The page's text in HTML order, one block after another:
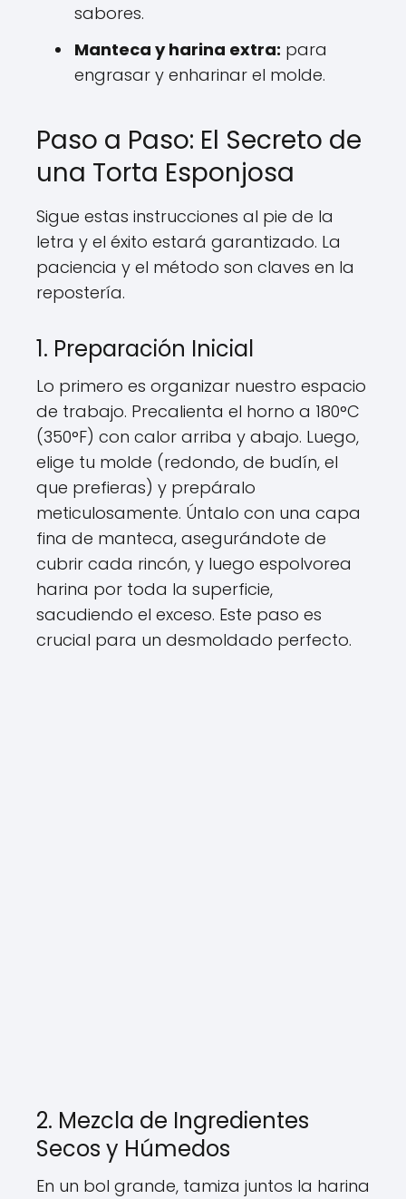
sabores.
Manteca y harina extra: para
engrasar y enharinar el molde.
Paso a Paso: El Secreto de
una Torta Esponjosa
Sigue estas instrucciones al pie de la
letra y el éxito estará garantizado. La
paciencia y el método son claves en la
repostería.
1. Preparación Inicial
Lo primero es organizar nuestro espacio
de trabajo. Precalienta el horno a 180°C
(350°F) con calor arriba y abajo. Luego,
elige tu molde (redondo, de budín, el
que prefieras) y prepáralo
meticulosamente. Úntalo con una capa
fina de manteca, asegurándote de
cubrir cada rincón, y luego espolvorea
harina por toda la superficie,
sacudiendo el exceso. Este paso es
crucial para un desmoldado perfecto.
2. Mezcla de Ingredientes
Secos y Húmedos
En un bol grande, tamiza juntos la harina